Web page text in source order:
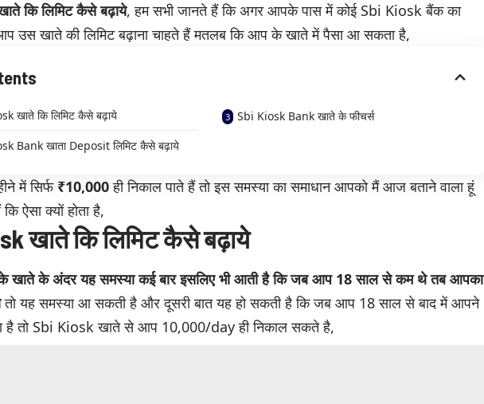
कि लिमिट कैसे बढ़ाये, हम सभी जानते हैं कि अगर आपके पास में कोई Sbi Kiosk बैंक का
उस खाते की लिमिट बढ़ाना चाहते हैं मतलब कि आप के खाते में पैसा आ सकता है,
खाते कि लिमिट कैसे बढ़ाये
Bank खाता Deposit लिमिट कैसे बढ़ाये
Sbi Kiosk Bank खाते के फीचर्स
में सिर्फ ₹10,000ही निकाल पाते हैं तो इस समस्या का समाधान आपको मैं आज बताने वाला हूं
ऐसा क्यों होता है,
खाते कि लिमिट कैसे बढ़ाये
के अंदर यह समस्या कई बार इसलिए भी आती है कि जब आप 18 सालसे कम थे तब आपका
तो यह समस्या आ सकती है और दूसरी बात यह हो सकती है कि जब आप 18 साल से बाद में आपने
है तो Sbi Kiosk खाते से आप 10,000/day ही निकाल सकते है,